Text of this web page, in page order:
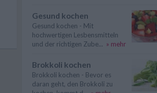
Gesund kochen
Gesund kochen - Mit
hochwertigen Lesbensmitteln
und der richtigen Zube... » mehr
Brokkoli kochen
Brokkoli kochen - Bevor es
daran geht, den Brokkoli zu